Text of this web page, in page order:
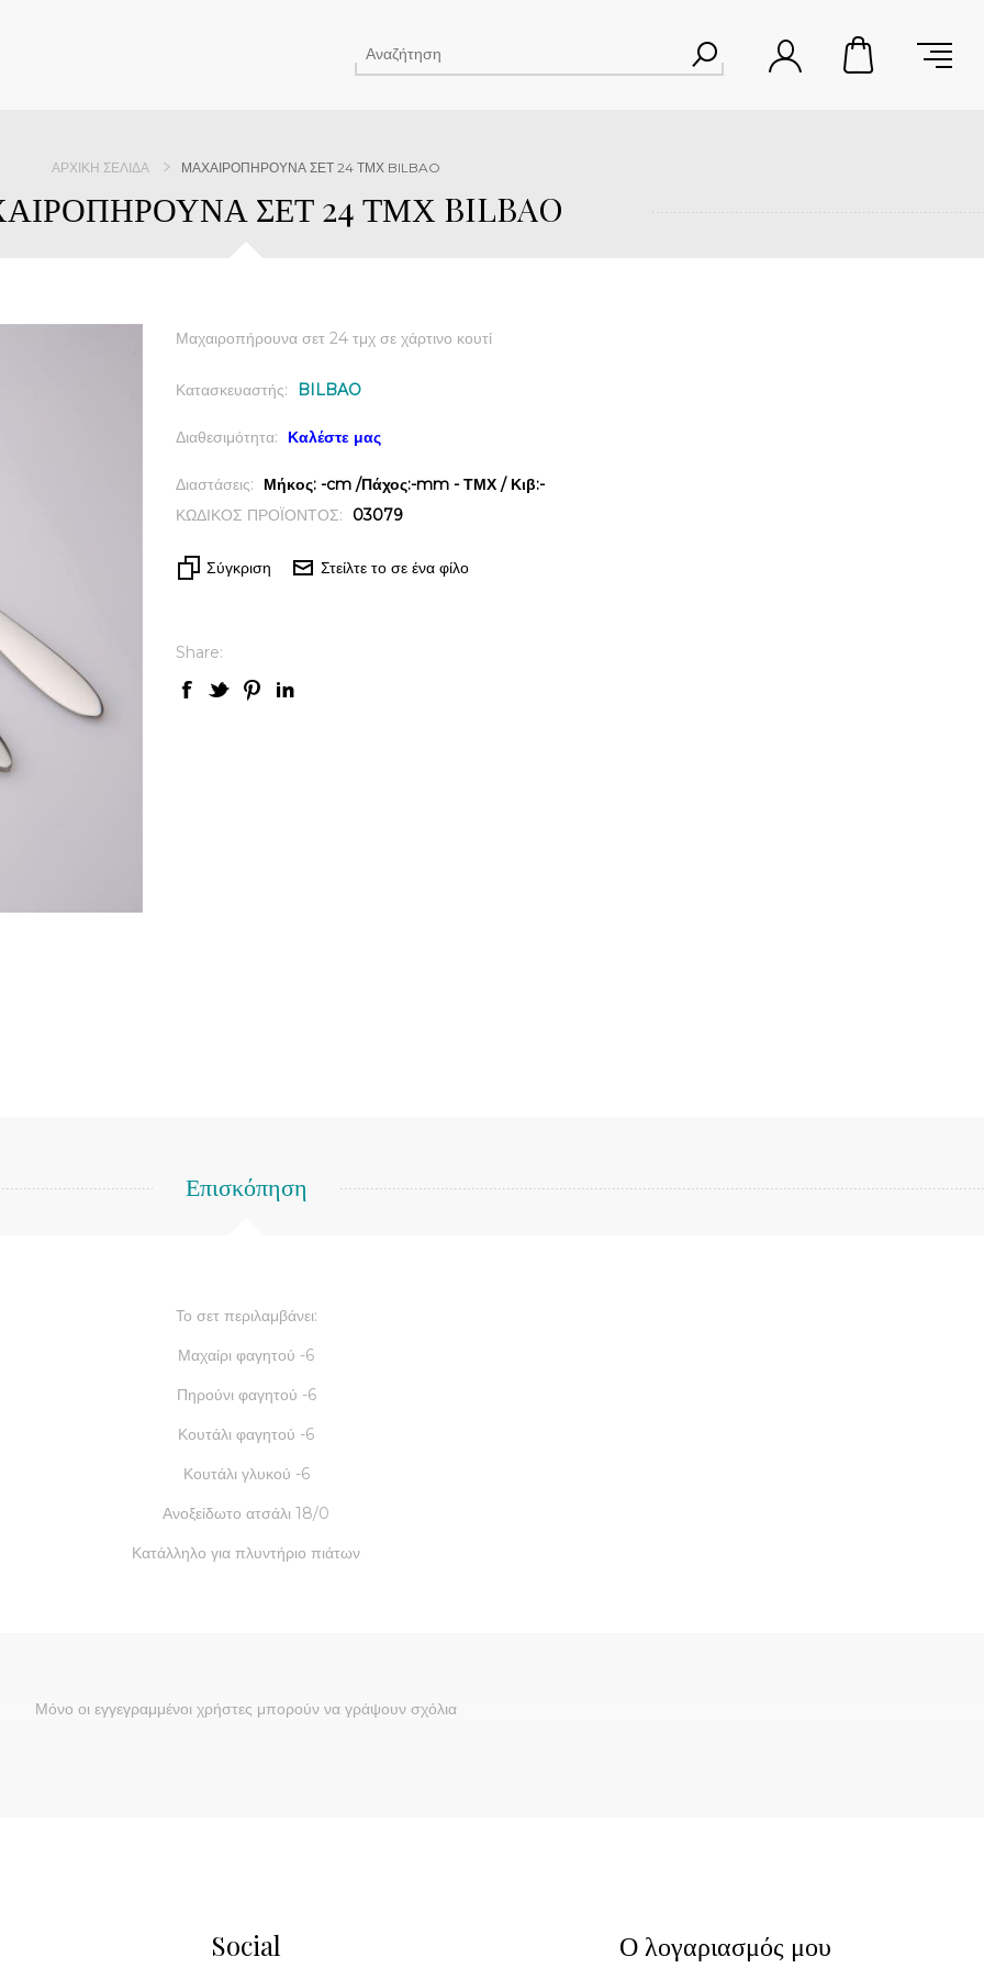
ΑΡΧΙΚΉ ΣΕΛΊΔΑ ΜΑΧΑΙΡΟΠΗΡΟΥΝΑ ΣΕΤ 24 ΤΜΧ BILBAO
ΣΕΤ 24 ΤΜΧ BILBAO
Μαχαιροπήρουνα σετ 24 τμχ σε χάρτινο κουτί
Κατασκευαστής: BILBAO
Διαθεσιμότητα: Καλέστε μας
Διαστάσεις:
Μήκος: -cm /Πάχος:-mm - ΤΜΧ / Κιβ:-
ΚΩΔΙΚΟΣ ΠΡΟΪΟΝΤΟΣ:
03079
Σύγκριση Στείλτε το σε ένα φίλο
Share:
Επισκόπηση
Το σετ περιλαμβάνει:
Μαχαίρι φαγητού -6
Πηρούνι φαγητού -6
Κουτάλι φαγητού -6
Κουτάλι γλυκού -6
Ανοξείδωτο ατσάλι 18/0
Κατάλληλο για πλυντήριο πιάτων
Μόνο οι εγγεγραμμένοι χρήστες μπορούν να γράψουν σχόλια
Social Ο λογαριασμός μου